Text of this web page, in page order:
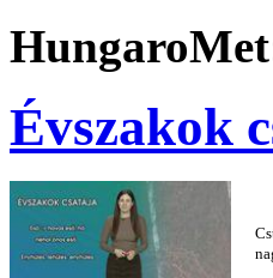
Évszakok